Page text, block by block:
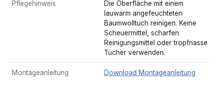
Pflegehinweis
Die Oberfläche mit einem
lauwarm angefeuchteten
Baumwolltuch reinigen. Keine
Scheuermittel, scharfen
Reinigungsmittel oder tropfnasse
Tücher verwenden.
Montageanleitung Download Montageanleitung